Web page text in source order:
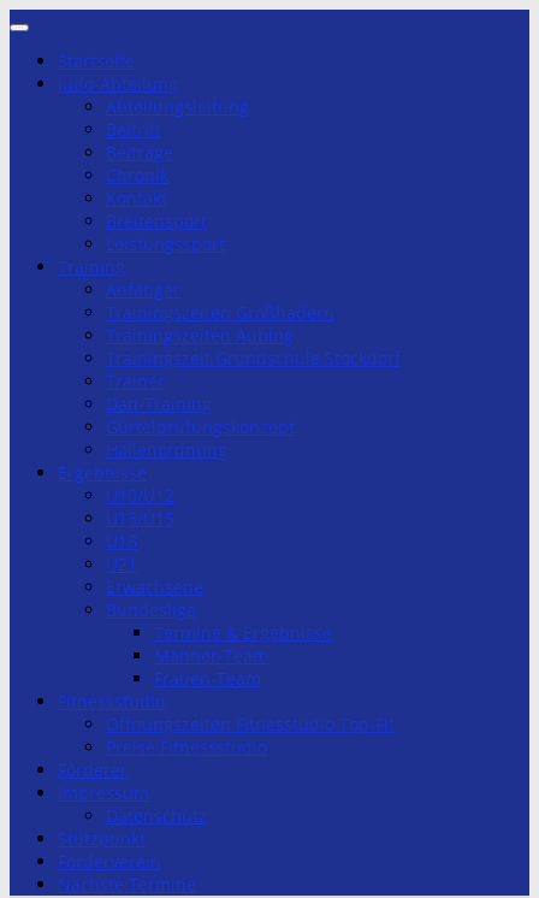
Zum
springenStartseite
Judo-Abteilung
Abteilungsleitung
Beitritt
Beiträge
Chronik
Kontakt
Breitensport
Leistungssport
Training
Anfänger
Trainingszeiten Großhadern
Trainingszeiten Aubing
Trainingszeit Grundschule Stockdorf
Trainer
Dan-Training
Gürtelprüfungskonzept
Hallenordnung
Ergebnisse
U10/U12
U13/U15
U18
U21
Erwachsene
Bundesliga
Termine & Ergebnisse
Männer-Team
Frauen-Team
Fitnessstudio
Öffnungszeiten Fitnesstudio Top-Fit
Preise Fitnessstudio
Förderer
Impressum
Datenschutz
Stützpunkt
Förderverein
Nächste Termine